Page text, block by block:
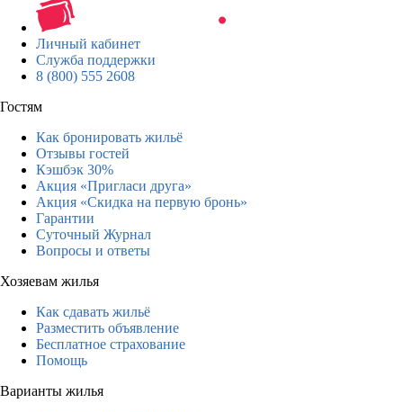
Личный кабинет
Служба поддержки
8 (800) 555 2608
Гостям
Как бронировать жильё
Отзывы гостей
Кэшбэк 30%
Акция «Пригласи друга»
Акция «Скидка на первую бронь»
Гарантии
Суточный Журнал
Вопросы и ответы
Хозяевам жилья
Как сдавать жильё
Разместить объявление
Бесплатное страхование
Помощь
Варианты жилья